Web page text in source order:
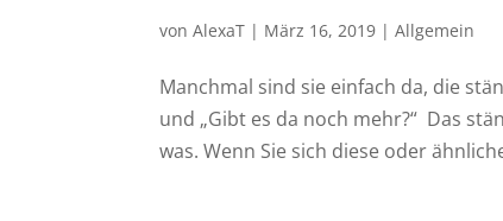
vonAlexaT | März 16, 2019 |Allgemein
Manchmal sind sie einfach da, die
und „Gibt es da noch mehr?“ Das
was. Wenn Sie sich diese oder